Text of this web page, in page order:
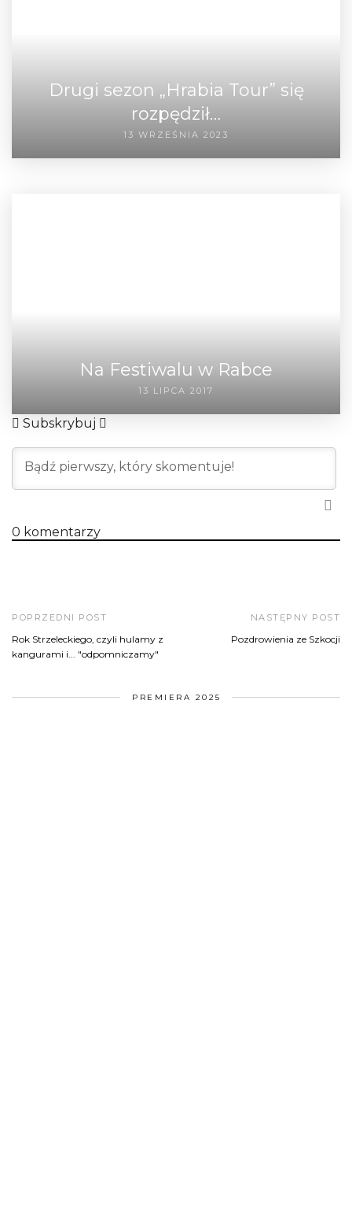
Drugi sezon „Hrabia Tour” się
rozpędził…
13 WRZEŚNIA 2023
Na Festiwalu w Rabce
13 LIPCA 2017
Subskrybuj
0 komentarzy
POPRZEDNI POST
Rok Strzeleckiego, czyli hulamy z
kangurami i... "odpomniczamy"
NASTĘPNY POST
Pozdrowienia ze Szkocji
PREMIERA 2025